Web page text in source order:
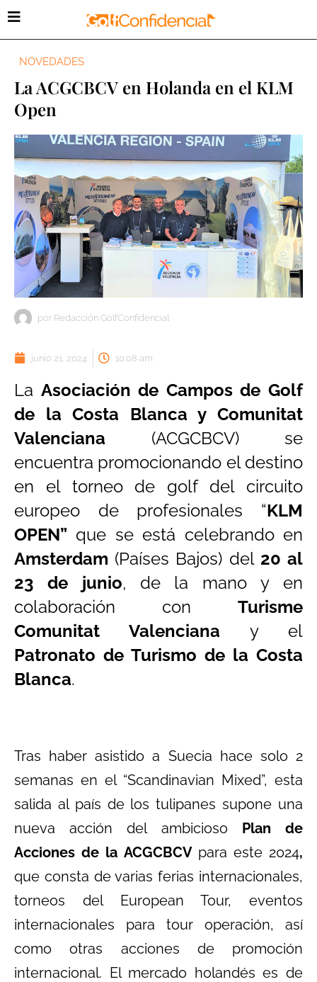
NOVEDADES
La ACGCBCV en Holanda en el KLM
Open
por Redacción GolfConfidencial
junio 21, 2024 10:08 am
La Asociación de Campos de Golf
de la Costa Blanca y Comunitat
Valenciana (ACGCBCV) se
encuentra promocionando el destino
en el torneo de golf del circuito
europeo de profesionales “KLM
OPEN” que se está celebrando en
Amsterdam (Países Bajos) del 20 al
23 de junio, de la mano y en
colaboración con Turisme
Comunitat Valenciana y el
Patronato de Turismo de la Costa
Blanca.
Tras haber asistido a Suecia hace solo 2
semanas en el “Scandinavian Mixed”, esta
salida al país de los tulipanes supone una
nueva acción del ambicioso Plan de
Acciones de la ACGCBCV para este 2024,
que consta de varias ferias internacionales,
torneos del European Tour, eventos
internacionales para tour operación, así
como otras acciones de promoción
internacional. El mercado holandés es de